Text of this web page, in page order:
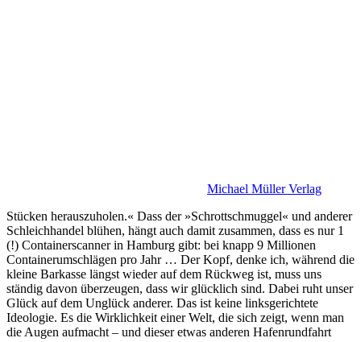
Michael Müller Verlag
Stücken herauszuholen.« Dass der »Schrottschmuggel« und anderer
Schleichhandel blühen, hängt auch damit zusammen, dass es nur 1
(!) Containerscanner in Hamburg gibt: bei knapp 9 Millionen
Containerumschlägen pro Jahr … Der Kopf, denke ich, während die
kleine Barkasse längst wieder auf dem Rückweg ist, muss uns
ständig davon überzeugen, dass wir glücklich sind. Dabei ruht unser
Glück auf dem Unglück anderer. Das ist keine linksgerichtete
Ideologie. Es die Wirklichkeit einer Welt, die sich zeigt, wenn man
die Augen aufmacht – und dieser etwas anderen Hafenrundfahrt